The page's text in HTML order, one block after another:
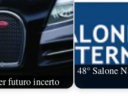
futuro incerto
48° Salone